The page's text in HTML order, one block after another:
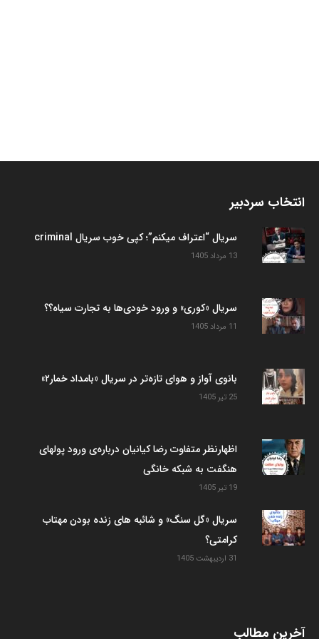
انتخاب سردبیر
سریال “اعتراف میکنم”؛ کپی خوب سریال criminal
13 مرداد 1405
سریال «کوری» و ورود خودی‌ها به تجارت سیاه؟؟
11 مرداد 1405
بانوی آواز و هوای تازه‌تر در سریال «بامداد خمار۲»
25 تیر 1405
اظهارنظر متفاوت رضا کیانیان درباره‌ی ورود پولهای
هنگفت به شبکه خانگی
19 تیر 1405
سریال «گل سنگ» و شائبه های زنده بودن مهتاب
کرامتی؟
31 اردیبهشت 1405
آخرین مطالب